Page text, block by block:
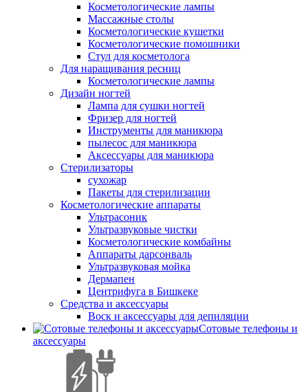
Косметологические лампы
Массажные столы
Косметологические кушетки
Косметологические помошники
Стул для косметолога
Для наращивания ресниц
Косметологические лампы
Дизайн ногтей
Лампа для сушки ногтей
Фризер для ногтей
Инструменты для маникюра
пылесос для маникюра
Аксессуары для маникюра
Стерилизаторы
сухожар
Пакеты для стерилизации
Косметологические аппараты
Ультрасоник
Ультразвуковые чистки
Косметологические комбайны
Аппараты дарсонваль
Ультразвуковая мойка
Дермапен
Центрифуга в Бишкеке
Средства и аксессуары
Воск и аксессуары для депиляции
Сотовые телефоны и
аксессуары